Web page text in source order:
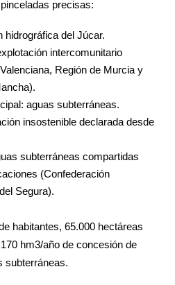
precisas:
hidrográfica del Júcar.
intercomunitario
Región de Murcia y
aguas subterráneas.
insostenible declarada desde
subterráneas compartidas
(Confederación
Segura).
habitantes, 65.000 hectáreas
hm3/año de concesión de
subterráneas.